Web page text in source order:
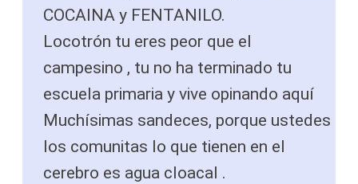
COCAINA y FENTANILO.
Locotrón tu eres peor que el
campesino , tu no ha terminado tu
escuela primaria y vive opinando aquí
Muchísimas sandeces, porque ustedes
los comunitas lo que tienen en el
cerebro es agua cloacal .